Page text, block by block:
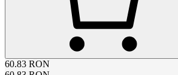
60.83 RON